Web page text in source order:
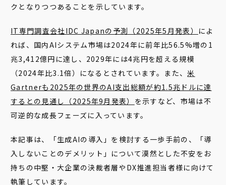
クとなりつつあることを示しています。
IT専門調査会社IDC Japanの予測（2025年5月発表）
によ
れば、国内AIシステム市場は2024年に前年比56.5%増の1
兆3,412億円に達し、2029年には4兆円を超える規模
（2024年比3.1倍）になるとされています。また、米
Gartnerも2025年の世界のAI支出総額が約1.5兆ドルに達
するとの見通し（2025年9月発表） を示すなど、市場は不
可逆的な成長フェーズに入っています。
本記事は、「生成AIの導入」を検討する一歩手前の、「導
入しないことのデメリット」について漠然とした不安をお
持ちの中堅・大企業の決裁者層やDX推進担当者様に向けて
執筆しています。